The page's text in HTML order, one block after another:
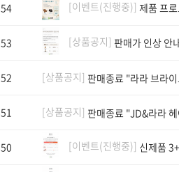
[이벤트(진행중)] 제품 프
[상품공지] 판매가 인상 안
[상품공지] 판매종료 "라라 브라
[상품공지] 판매종료 "JD&라라
[이벤트(진행중)] 신제품